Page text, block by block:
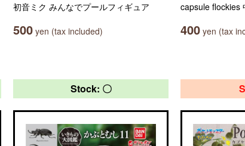
初音ミク みんなでプールフィギュア
500 yen (tax included)
capsule flockies
400 yen (tax
Stock: 〇